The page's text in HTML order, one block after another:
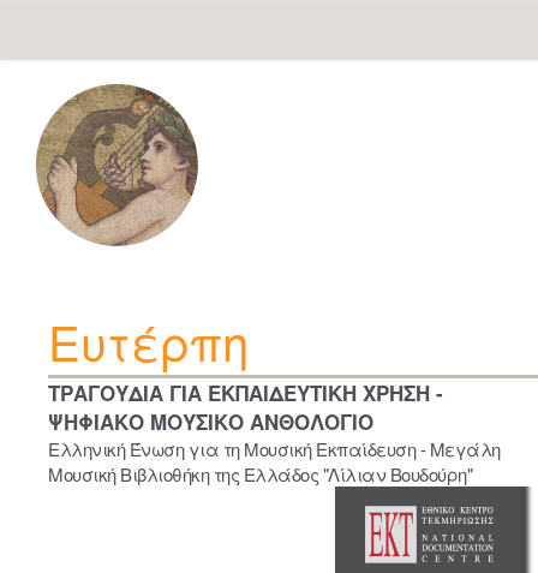
navigation
Ευτέρπη
ΤΡΑΓΟΥΔΙΑ ΓΙΑ ΕΚΠΑΙΔΕΥΤΙΚΗ ΧΡΗΣΗ -
ΨΗΦΙΑΚΟ ΜΟΥΣΙΚΟ ΑΝΘΟΛΟΓΙΟ
Ελληνική Ένωση για τη Μουσική Εκπαίδευση - Μεγάλη
Μουσική Βιβλιοθήκη της Ελλάδος "Λίλιαν Βουδούρη"